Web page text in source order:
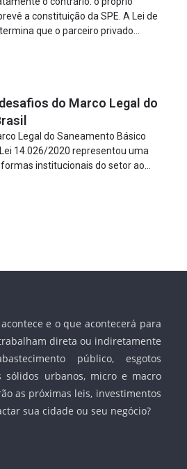
a constituição da SPE. A Lei de
que o parceiro privado
a suposta “fraude à licitação” é
do Marco Legal do
Legal do Saneamento Básico
14.026/2020 representou uma
institucionais do setor ao
da iniciativa privada,
e o que acontecerá para
direta ou indiretamente
público, esgotos
sólidos urbanos, micro e macro
as próximas leis, investimentos
sua cidade ou seu negócio?